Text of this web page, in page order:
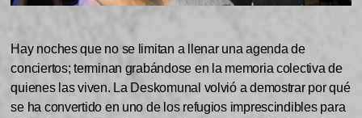
Hay noches que no se limitan a llenar una agenda de
conciertos; terminan grabándose en la memoria colectiva de
quienes las viven. La Deskomunal volvió a demostrar por qué
se ha convertido en uno de los refugios imprescindibles para